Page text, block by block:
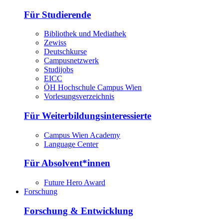
Für Studierende
Bibliothek und Mediathek
Zewiss
Deutschkurse
Campusnetzwerk
Studijobs
EICC
ÖH Hochschule Campus Wien
Vorlesungsverzeichnis
Für Weiterbildungsinteressierte
Campus Wien Academy
Language Center
Für Absolvent*innen
Future Hero Award
Forschung
Forschung & Entwicklung